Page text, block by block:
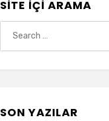
SITE İÇI ARAMA
SON YAZILAR